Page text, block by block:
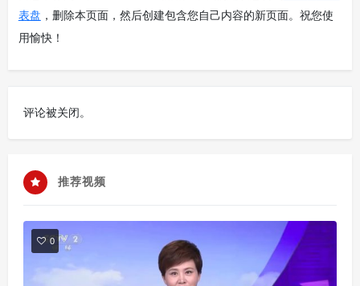
表盘 ，删除本页面，然后创建包含您自己内容的新页面。祝您使
用愉快！
评论被关闭。
推荐视频
0